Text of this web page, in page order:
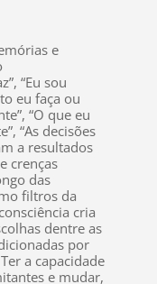
e
“Eu sou
eu faça ou
“O que eu
“As decisões
a resultados
crenças
das
filtros da
cria
dentre as
por
a capacidade
e mudar,